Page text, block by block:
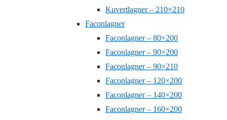
Kuvertlagner – 210×210
Faconlagner
Faconlagner – 80×200
Faconlagner – 90×200
Faconlagner – 90×210
Faconlagner – 120×200
Faconlagner – 140×200
Faconlagner – 160×200